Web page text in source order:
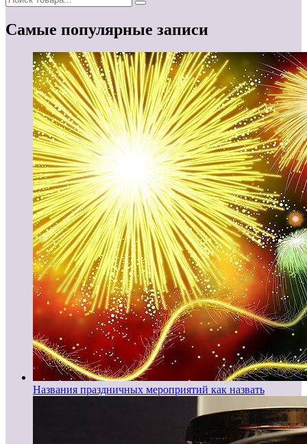
Самые популярные записи
Названия праздничных мероприятий как назвать